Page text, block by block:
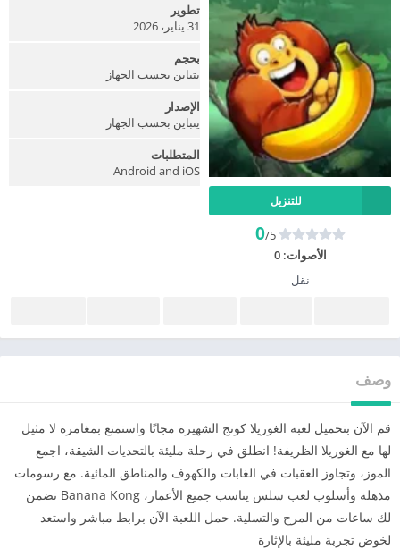
للتنزيل
0/5
الأصوات:0
نقل
تطوير
31 يناير، 2026
بحجم
يتباين بحسب الجهاز
الإصدار
يتباين بحسب الجهاز
المتطلبات
Android and iOS
وصف
قم الآن بتحميل لعبه الغوريلا كونج الشهيرة مجانًا واستمتع بمغامرة لا مثيل
لها مع الغوريلا الظريفة! انطلق في رحلة مليئة بالتحديات الشيقة، اجمع
الموز، وتجاوز العقبات في الغابات والكهوف والمناطق المائية. مع رسومات
مذهلة وأسلوب لعب سلس يناسب جميع الأعمار، Banana Kong تضمن
لك ساعات من المرح والتسلية. حمل اللعبة الآن برابط مباشر واستعد
لخوض تجربة مليئة بالإثارة